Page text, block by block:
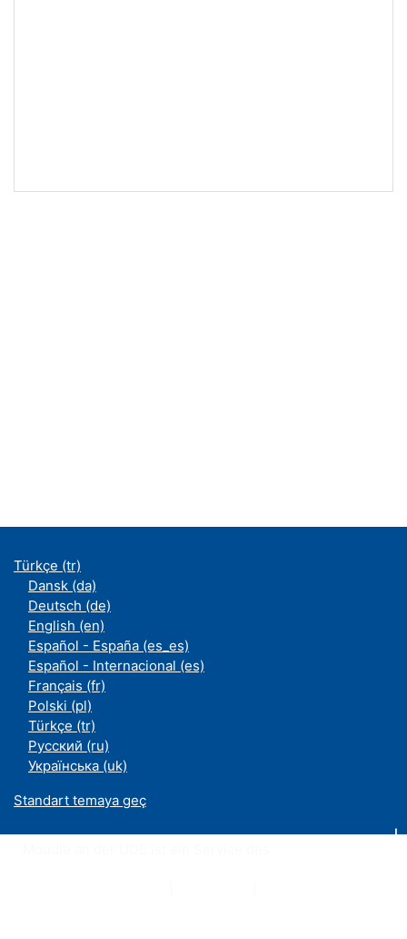
Türkçe ‎(tr)‎
Dansk ‎(da)‎
Deutsch ‎(de)‎
English ‎(en)‎
Español - España ‎(es_es)‎
Español - Internacional ‎(es)‎
Français ‎(fr)‎
Polski ‎(pl)‎
Türkçe ‎(tr)‎
Русский ‎(ru)‎
Українська ‎(uk)‎
Standart temaya geç